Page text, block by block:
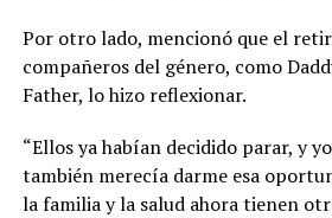
Por otro lado, mencionó que el
compañeros del género, como
Father, lo hizo reflexionar.
“Ellos ya habían decidido parar, y
también merecía darme esa
la familia y la salud ahora tienen